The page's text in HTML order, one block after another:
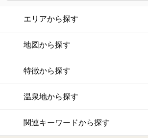
エリアから探す
地図から探す
特徴から探す
温泉地から探す
関連キーワードから探す